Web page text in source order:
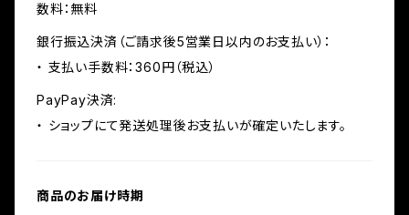
数料：無料
銀行振込決済（ご請求後5営業日以内のお支払い）：
・ 支払い手数料：360円（税込）
PayPay決済:
・ ショップにて発送処理後お支払いが確定いたします。
商品のお届け時期